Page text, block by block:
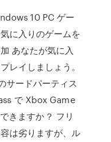
10 PC ゲー
に入りのゲームを
あなたが気に入
レイしましょう。
サードパーティス
で Xbox Game
きますか？ フリ
は劣りますが、ル